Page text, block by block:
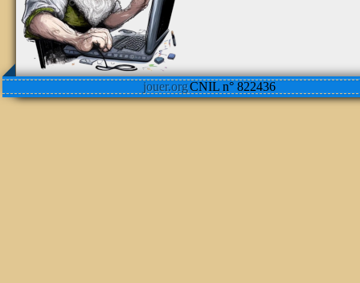
jouer.orgCNIL n° 822436